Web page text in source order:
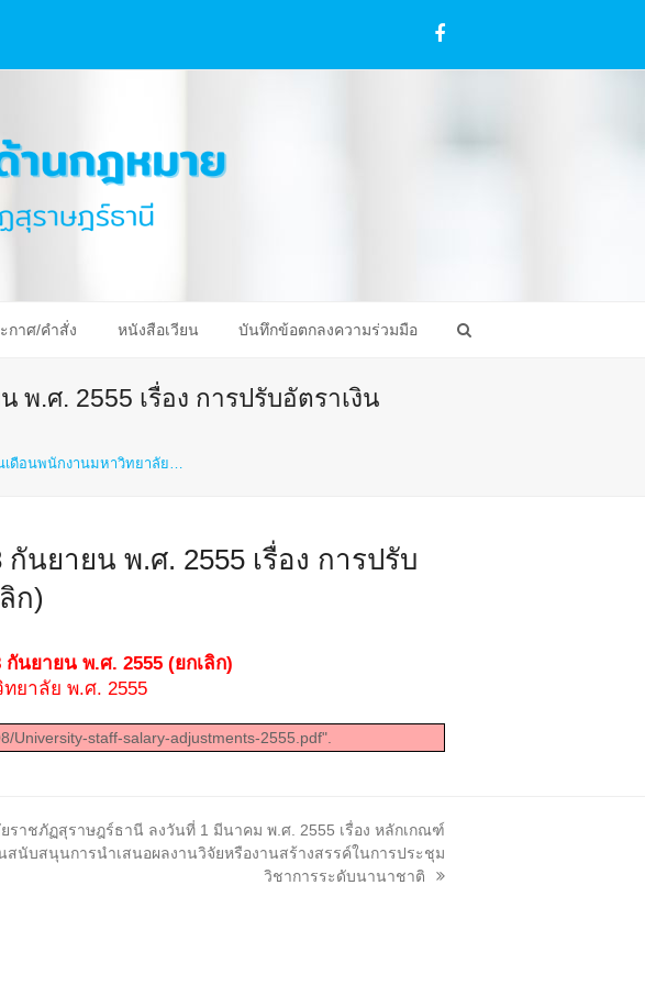
Facebook
กาศ/คำสั่ง หนังสือเวียน บันทึกข้อตกลงความร่วมมือ
.ศ. 2555 เรื่อง การปรับอัตราเงิน
เดือนพนักงานมหาวิทยาลัย…
ยายน พ.ศ. 2555 เรื่อง การปรับ
ก)
นยายน พ.ศ. 2555 (ยกเลิก)
ทยาลัย พ.ศ. 2555
University-staff-salary-adjustments-2555.pdf".
ราชภัฏสุราษฎร์ธานี ลงวันที่ 1 มีนาคม พ.ศ. 2555 เรื่อง หลักเกณฑ์
สนับสนุนการนำเสนอผลงานวิจัยหรืองานสร้างสรรค์ในการประชุม
วิชาการระดับนานาชาติ